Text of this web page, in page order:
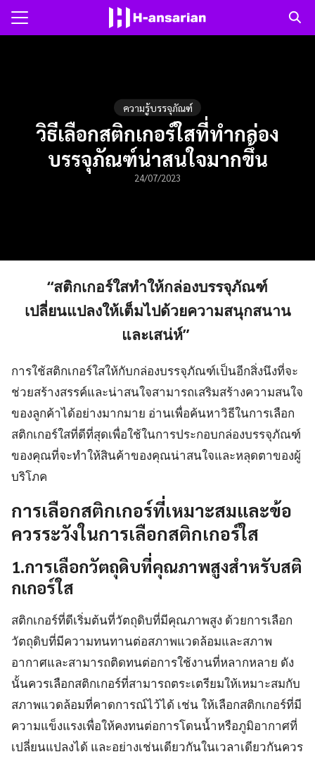
Skip
ความรู้บรรจุภัณฑ์
วิธีเลือกสติกเกอร์ใสที่ทำกล่อง
บรรจุภัณฑ์น่าสนใจมากขึ้น
24/07/2023
“สติกเกอร์ใสทำให้กล่องบรรจุภัณฑ์
เปลี่ยนแปลงให้เต็มไปด้วยความสนุกสนาน
และเสน่ห์”
การใช้สติกเกอร์ใสให้กับกล่องบรรจุภัณฑ์เป็นอีกสิ่งนึงที่จะ
ช่วยสร้างสรรค์และน่าสนใจสามารถเสริมสร้างความสนใจ
ของลูกค้าได้อย่างมากมาย อ่านเพื่อค้นหาวิธีในการเลือก
สติกเกอร์ใสที่ดีที่สุดเพื่อใช้ในการประกอบกล่องบรรจุภัณฑ์
ของคุณที่จะทำให้สินค้าของคุณน่าสนใจและหลุดตาของผู้
บริโภค
การเลือกสติกเกอร์ที่เหมาะสมและข้อ
ควรระวังในการเลือกสติกเกอร์ใส
1.การเลือกวัตถุดิบที่คุณภาพสูงสำหรับสติ
กเกอร์ใส
สติกเกอร์ที่ดีเริ่มต้นที่วัตถุดิบที่มีคุณภาพสูง ด้วยการเลือก
วัตถุดิบที่มีความทนทานต่อสภาพแวดล้อมและสภาพ
อากาศและสามารถติดทนต่อการใช้งานที่หลากหลาย ดัง
นั้นควรเลือกสติกเกอร์ที่สามารถตระเตรียมให้เหมาะสมกับ
สภาพแวดล้อมที่คาดการณ์ไว้ได้ เช่น ให้เลือกสติกเกอร์ที่มี
ความแข็งแรงเพื่อให้คงทนต่อการโดนน้ำหรือภูมิอากาศที่
เปลี่ยนแปลงได้ และอย่างเช่นเดียวกันในเวลาเดียวกันควร